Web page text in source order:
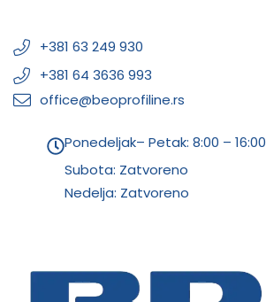
+381 63 249 930
+381 64 3636 993
office@beoprofiline.rs
Ponedeljak– Petak: 8:00 – 16:00
Subota: Zatvoreno
Nedelja: Zatvoreno